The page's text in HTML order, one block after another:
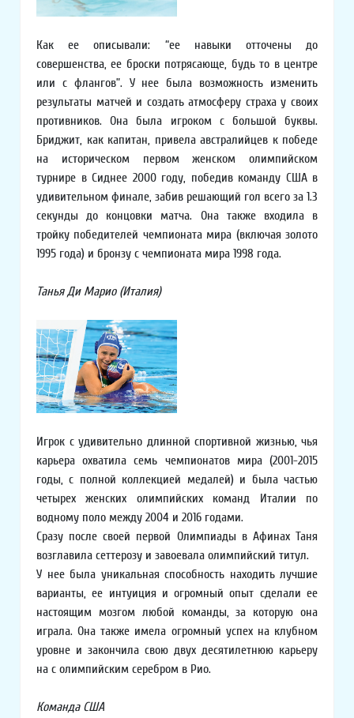
Как ее описывали: “ее навыки отточены до
совершенства, ее броски потрясающе, будь то в центре
или с флангов”. У нее была возможность изменить
результаты матчей и создать атмосферу страха у своих
противников. Она была игроком с большой буквы.
Бриджит, как капитан, привела австралийцев к победе
на историческом первом женском олимпийском
турнире в Сиднее 2000 году, победив команду США в
удивительном финале, забив решающий гол всего за 1.3
секунды до концовки матча. Она также входила в
тройку победителей чемпионата мира (включая золото
1995 года) и бронзу с чемпионата мира 1998 года.
Танья Ди Марио (Италия)
Игрок с удивительно длинной спортивной жизнью, чья
карьера охватила семь чемпионатов мира (2001-2015
годы, с полной коллекцией медалей) и была частью
четырех женских олимпийских команд Италии по
водному поло между 2004 и 2016 годами.
Сразу после своей первой Олимпиады в Афинах Таня
возглавила сеттерозу и завоевала олимпийский титул.
У нее была уникальная способность находить лучшие
варианты, ее интуиция и огромный опыт сделали ее
настоящим мозгом любой команды, за которую она
играла. Она также имела огромный успех на клубном
уровне и закончила свою двух десятилетнюю карьеру
на с олимпийским серебром в Рио.
Команда США